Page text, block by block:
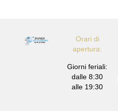
Orari di
apertura:
Giorni feriali:
dalle 8:30
alle 19:30